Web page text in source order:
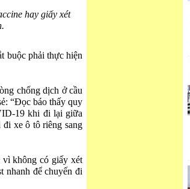
hay giấy xét
buộc phải thực hiện
chống dịch ở cầu
“Đọc báo thấy quy
19 khi đi lại giữa
xe ô tô riêng sang
không có giấy xét
nhanh để chuyến đi